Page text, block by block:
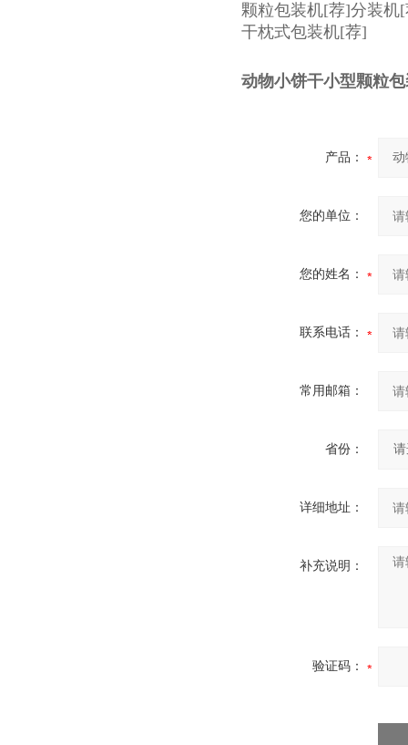
颗粒包装机[荐]分装机
干枕式包装机[荐]
动物小饼干小型颗粒
产品：
您的单位：
您的姓名：
联系电话：
常用邮箱：
省份：
详细地址：
补充说明：
验证码：